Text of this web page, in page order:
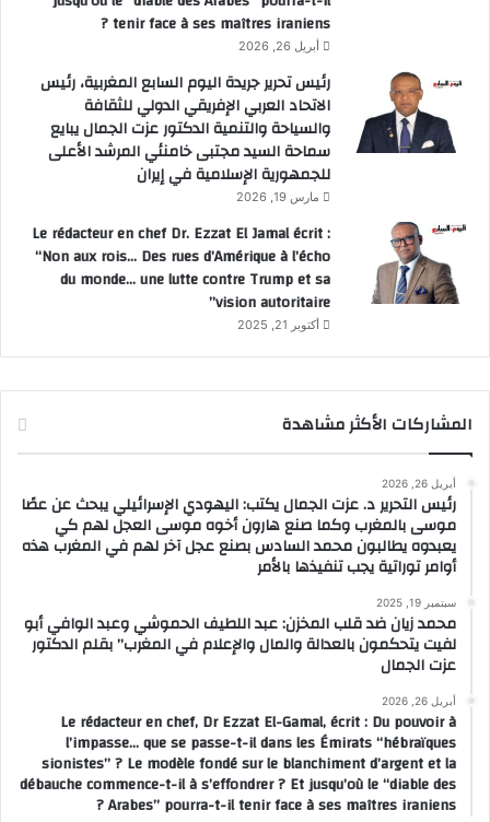
tenir face à ses maîtres iraniens ?
أبريل 26, 2026
رئيس تحرير جريدة اليوم السابع المغربية، رئيس
الاتحاد العربي الإفريقي الدولي للثقافة
والسياحة والتنمية الدكتور عزت الجمال يبايع
سماحة السيد مجتبى خامنئي المرشد الأعلى
للجمهورية الإسلامية في إيران
مارس 19, 2026
Le rédacteur en chef Dr. Ezzat El Jamal écrit :
“Non aux rois… Des rues d’Amérique à l’écho
du monde… une lutte contre Trump et sa
vision autoritaire”
أكتوبر 21, 2025
المشاركات الأكثر مشاهدة
أبريل 26, 2026
رئيس التحرير د. عزت الجمال يكتب: اليهودي الإسرائيلي يبحث عن عصًا
موسى بالمغرب وكما صنع هارون أخوه موسى العجل لهم كي
يعبدوه يطالبون محمد السادس بصنع عجل آخر لهم في المغرب هذه
أوامر توراتية يجب تنفيذها بالأمر
سبتمبر 19, 2025
محمد زيان ضد قلب المخزن: عبد اللطيف الحموشي وعبد الوافي أبو
لفيت يتحكمون بالعدالة والمال والإعلام في المغرب” بقلم الدكتور
عزت الجمال
أبريل 26, 2026
Le rédacteur en chef, Dr Ezzat El-Gamal, écrit : Du pouvoir à
l’impasse… que se passe-t-il dans les Émirats “hébraïques
sionistes” ? Le modèle fondé sur le blanchiment d’argent et la
débauche commence-t-il à s’effondrer ? Et jusqu’où le “diable des
Arabes” pourra-t-il tenir face à ses maîtres iraniens ?